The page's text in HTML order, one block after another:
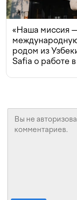
«Наша миссия
родом из
Safia о работе в